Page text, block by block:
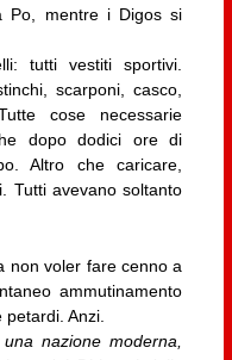
Po, mentre i Digos si
tutti vestiti sportivi.
scarponi, casco,
cose necessarie
dopo dodici ore di
Altro che caricare,
Tutti avevano soltanto
non voler fare cenno a
ammutinamento
Anzi.
nazione moderna,